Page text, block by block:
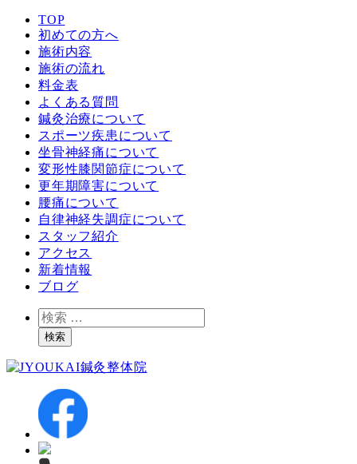
TOP
初めての方へ
施術内容
施術の流れ
料金表
よくある質問
鍼灸治療について
スポーツ疾患について
坐骨神経痛について
変形性膝関節症について
更年期障害について
腰痛について
自律神経失調症について
スタッフ紹介
アクセス
新着情報
ブログ
検
索検索